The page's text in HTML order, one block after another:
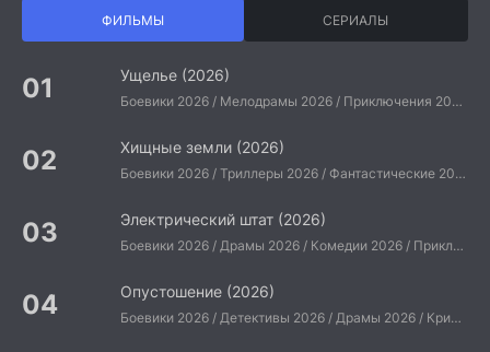
ФИЛЬМЫ СЕРИАЛЫ
Ущелье (2026)
Боевики 2026 / Мелодрамы 2026 / Приключения 2026 / Ужасы 2026 / Фантастические 2026 / Зарубежные фильмы 2026 / Американские фильмы / Фильмы 2026
Хищные земли (2026)
Боевики 2026 / Триллеры 2026 / Фантастические 2026 / Зарубежные фильмы 2026 / Американские фильмы / Фильмы 2026
Электрический штат (2026)
Боевики 2026 / Драмы 2026 / Комедии 2026 / Приключения 2026 / Фантастические 2026 / Зарубежные фильмы 2026 / Американские фильмы / Фильмы 2026
Опустошение (2026)
Боевики 2026 / Детективы 2026 / Драмы 2026 / Криминальные фильмы 2026 / Триллеры 2026 / Зарубежные фильмы 2026 / Американские фильмы / Фильмы 2026